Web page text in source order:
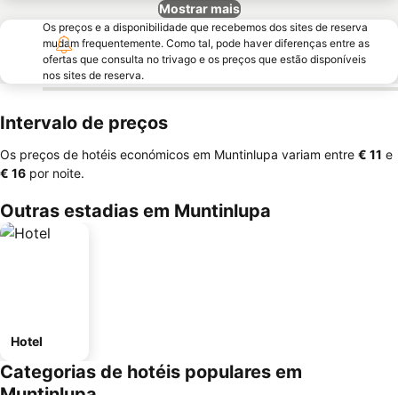
Mostrar mais
Os preços e a disponibilidade que recebemos dos sites de reserva
mudam frequentemente. Como tal, pode haver diferenças entre as
ofertas que consulta no trivago e os preços que estão disponíveis
nos sites de reserva.
Intervalo de preços
Os preços de hotéis económicos em Muntinlupa variam entre ‎€ 11 e
‎€ 16 por noite.
Outras estadias em Muntinlupa
Hotel
Categorias de hotéis populares em